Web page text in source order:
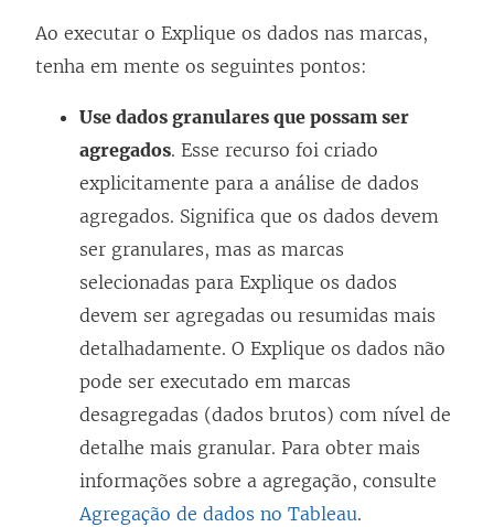
Ao executar o Explique os dados nas marcas,
tenha em mente os seguintes pontos:
Use dados granulares que possam ser
agregados. Esse recurso foi criado
explicitamente para a análise de dados
agregados. Significa que os dados devem
ser granulares, mas as marcas
selecionadas para Explique os dados
devem ser agregadas ou resumidas mais
detalhadamente. O Explique os dados não
pode ser executado em marcas
desagregadas (dados brutos) com nível de
detalhe mais granular. Para obter mais
informações sobre a agregação, consulte
Agregação de dados no Tableau.